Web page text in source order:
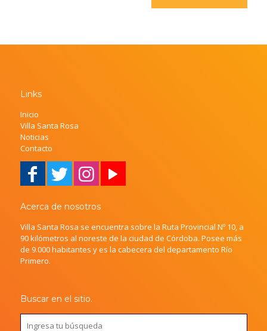
Links
Inicio
Villa Santa Rosa
Noticias
Contacto
Acerca de nosotros
Villa Santa Rosa se encuentra sobre la Ruta Provincial Nº 10, a
90 kilómetros al noreste de la ciudad de Córdoba. Posee más
de 9.000 habitantes y es la cabecera del departamento Río
Primero.
Buscar en el sitio.